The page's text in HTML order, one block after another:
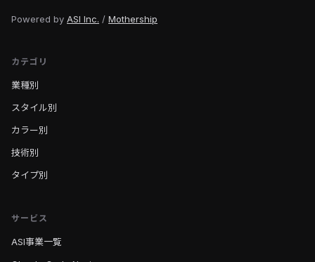
Powered by ASI Inc. / Mothership
カテゴリ
業種別
スタイル別
カラー別
技術別
タイプ別
サービス
ASI事業一覧